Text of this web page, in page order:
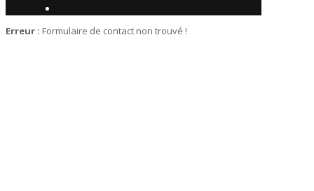
Erreur : Formulaire de contact non trouvé !